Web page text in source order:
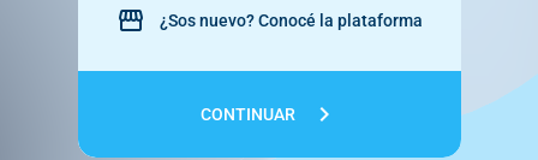
storefront ¿Sos nuevo? Conocé la plataforma
CONTINUAR chevron_right